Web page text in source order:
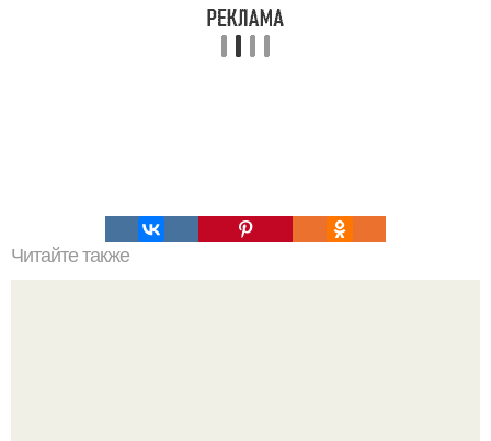
Читайте также